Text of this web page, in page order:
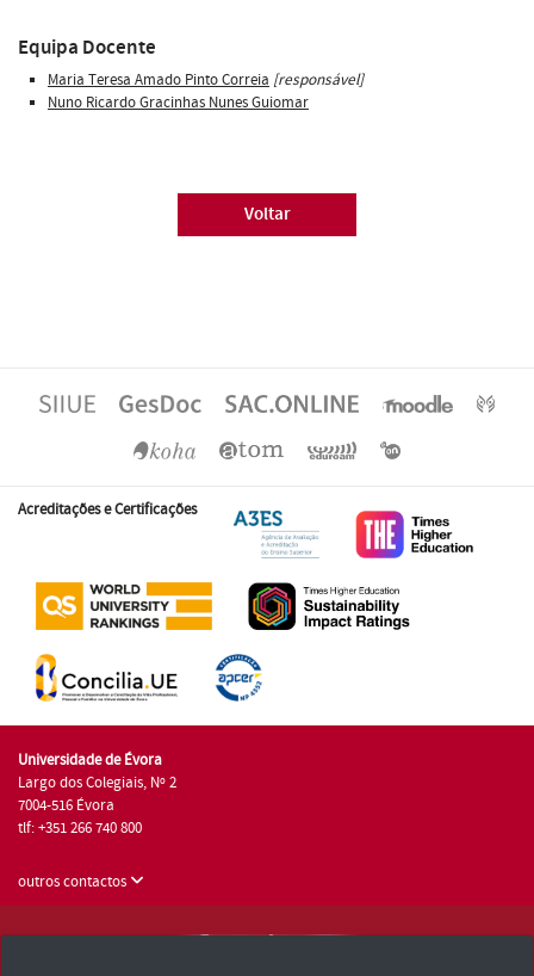
Equipa Docente
Maria Teresa Amado Pinto Correia [responsável]
Nuno Ricardo Gracinhas Nunes Guiomar
Voltar
Acreditações e Certificações
Universidade de Évora
Largo dos Colegiais, Nº 2
7004-516 Évora
tlf: +351 266 740 800
outros contactos